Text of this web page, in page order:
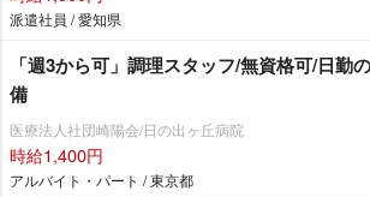
派遣社員 / 愛知県
「週3から可」調理スタッフ/無資格可/日勤
備
医療法人社団崎陽会/日の出ヶ丘病院
時給1,400円
アルバイト・パート / 東京都